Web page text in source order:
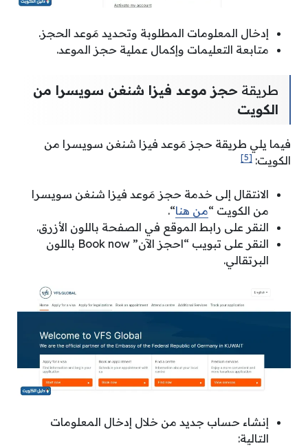
إدخال المعلومات المطلوبة وتحديد مَوعد الحجز.
متابعة التعليمات وإكمال عملية حجز الموعد.
طريقة حجز موعد فيزا شنغن سويسرا من
الكويت
فيما يلي طريقة حجز مَوعد فيزا شنغن سويسرا من
الكويت: [5]
الانتقال إلى خدمة حجز مَوعد فيزا شنغن سويسرا
من الكويت “من هنا“.
النقر على رابط الموقع في الصفحة باللون الأزرق.
النقر على تبويب “احجز الآن” Book now باللون
البرتقالي.
إنشاء حساب جديد من خلال إدخال المعلومات
التالية: